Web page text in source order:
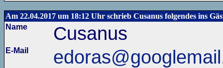
Am 22.04.2017 um 18:12 Uhr schrieb Cusanus folgendes ins
Name
Cusanus
E-Mail